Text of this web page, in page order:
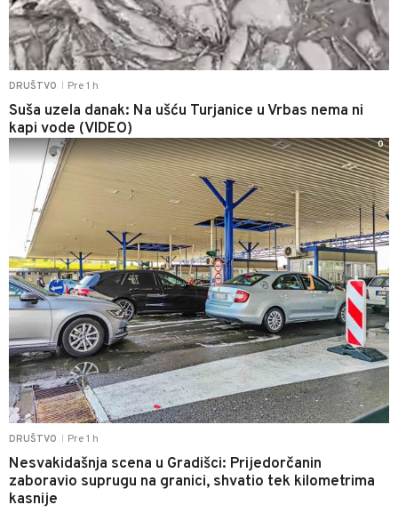
DRUŠTVO Pre 1 h
Suša uzela danak: Na ušću Turjanice u Vrbas nema ni
kapi vode (VIDEO)
DRUŠTVO Pre 1 h
Nesvakidašnja scena u Gradišci: Prijedorčanin
zaboravio suprugu na granici, shvatio tek kilometrima
kasnije
0